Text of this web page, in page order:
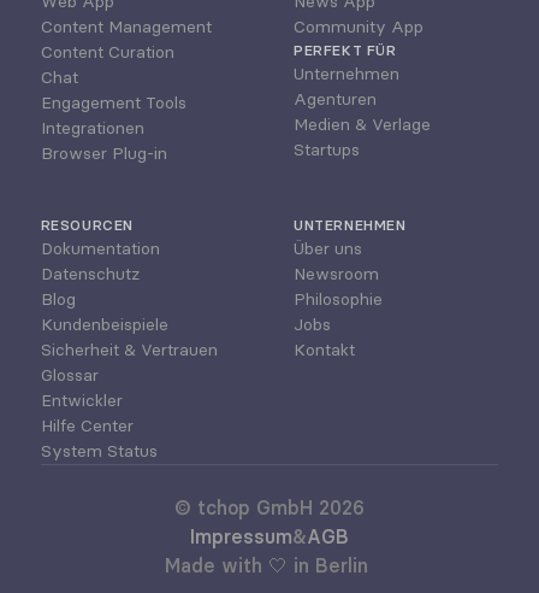
Content Management
Content Curation
Chat
Engagement Tools
Integrationen
Browser Plug-in
Community App
PERFEKT FÜR
Unternehmen
Agenturen
Medien & Verlage
Startups
RESOURCEN
Dokumentation
Datenschutz
Blog
Kundenbeispiele
Sicherheit & Vertrauen
Glossar
Entwickler
Hilfe Center
System Status
UNTERNEHMEN
Über uns
Newsroom
Philosophie
Jobs
Kontakt
© tchop GmbH 2026
Impressum&AGB
Made with 🤍 in Berlin